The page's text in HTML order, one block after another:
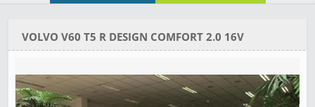
VOLVO V60 T5 R DESIGN COMFORT 2.0 16V